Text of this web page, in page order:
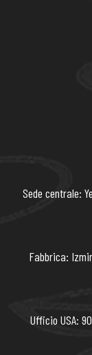
Sede centrale:
Fabbrica:
Ufficio USA: